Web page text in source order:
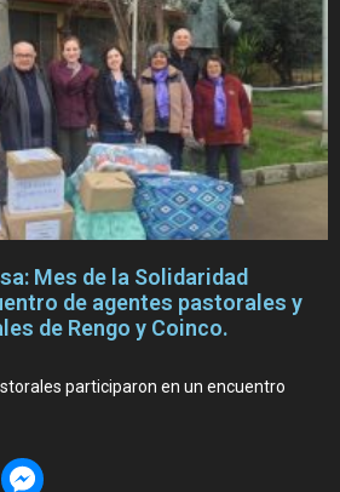
Mes de la Solidaridad
de agentes pastorales y
de Rengo y Coinco.
participaron en un encuentro